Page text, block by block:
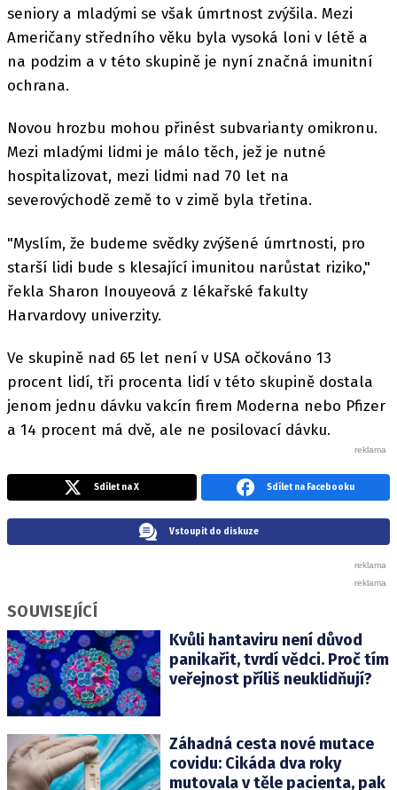
seniory a mladými se však úmrtnost zvýšila. Mezi
Američany středního věku byla vysoká loni v létě a
na podzim a v této skupině je nyní značná imunitní
ochrana.
Novou hrozbu mohou přinést subvarianty omikronu.
Mezi mladými lidmi je málo těch, jež je nutné
hospitalizovat, mezi lidmi nad 70 let na
severovýchodě země to v zimě byla třetina.
"Myslím, že budeme svědky zvýšené úmrtnosti, pro
starší lidi bude s klesající imunitou narůstat riziko,"
řekla Sharon Inouyeová z lékařské fakulty
Harvardovy univerzity.
Ve skupině nad 65 let není v USA očkováno 13
procent lidí, tři procenta lidí v této skupině dostala
jenom jednu dávku vakcín firem Moderna nebo Pfizer
a 14 procent má dvě, ale ne posilovací dávku.
Sdílet na X Sdílet na Facebooku
Vstoupit do diskuze
SOUVISEJÍCÍ
Kvůli hantaviru není důvod
panikařit, tvrdí vědci. Proč tím
veřejnost příliš neuklidňují?
Záhadná cesta nové mutace
covidu: Cikáda dva roky
mutovala v těle pacienta, pak